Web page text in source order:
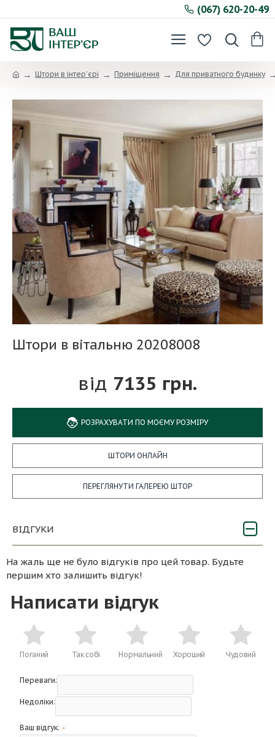
(067) 620-20-49
Штори в інтер’єрі Приміщення Для приватного будинку
Штори в вітальню 20208008
7135 грн.
РОЗРАХУВАТИ ПО МОЄМУ РОЗМІРУ
ШТОРИ ОНЛАЙН
ПЕРЕГЛЯНУТИ ГАЛЕРЕЮ ШТОР
ВІДГУКИ
На жаль ще не було відгуків про цей товар. Будьте
першим хто залишить відгук!
Написати відгук
Поганий Так собі Нормальний Хороший Чудовий
Переваги:
Недоліки:
Ваш відгук: